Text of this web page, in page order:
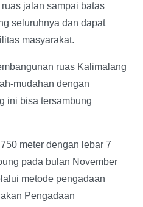
jalan sampai batas
seluruhnya dan dapat
masyarakat.
ruas Kalimalang
mudahan dengan
ini bisa tersambung
meter dengan lebar 7
pada bulan November
metode pengadaan
Pengadaan